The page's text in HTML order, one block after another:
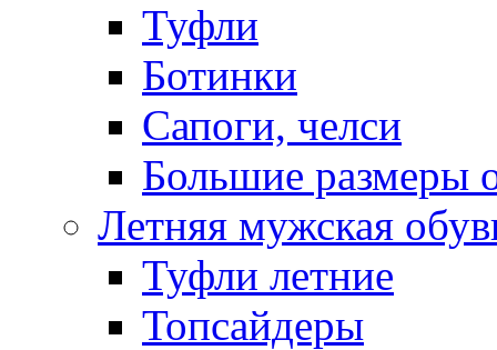
Туфли
Ботинки
Сапоги, челси
Большие размеры
Летняя мужская
Туфли летние
Топсайдеры